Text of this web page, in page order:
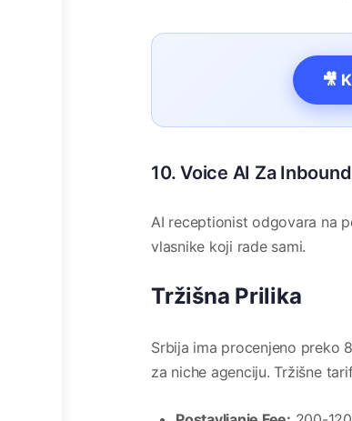
🎥
10. Voice AI Za
AI receptionist odgovara na
vlasnike koji rade sami.
Tržišna Prilika
Srbija ima procenjeno preko
za niche agenciju. Tržišne